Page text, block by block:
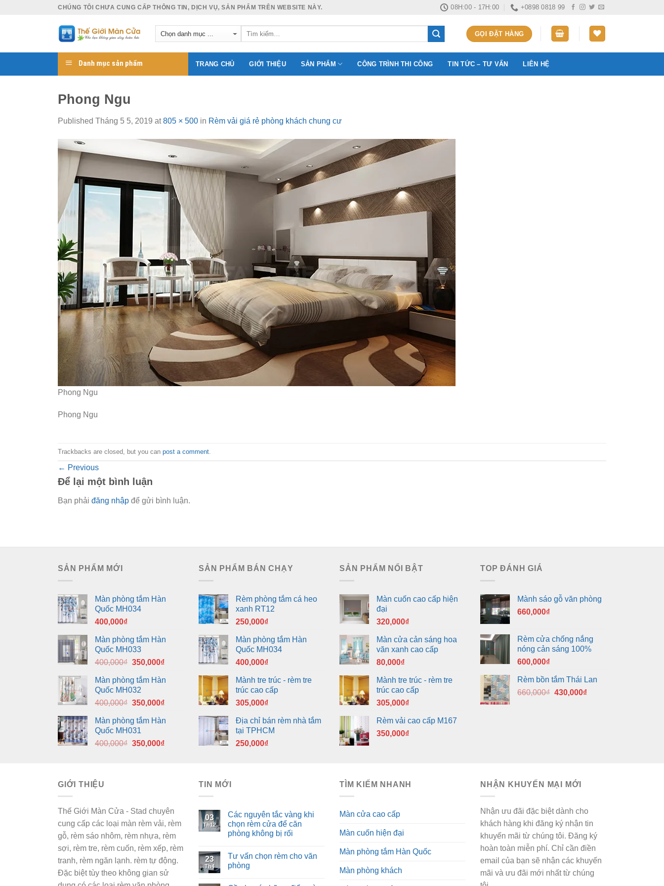
CHÚNG TÔI CHƯA CUNG CẤP THÔNG TIN, DỊCH VỤ, SẢN PHẨM TRÊN WEBSITE NÀY. 08H:00 - 17H:00 +0898 0818 99
GỌI ĐẶT HÀNG
Danh mục sản phẩm TRANG CHỦ GIỚI THIỆU SẢN PHẨM CÔNG TRÌNH THI CÔNG TIN TỨC – TƯ VẤN LIÊN HỆ
Phong Ngu
Published Tháng 5 5, 2019 at805 × 500 in Rèm vải giá rẻ phòng khách chung cư
Phong Ngu
Phong Ngu
Trackbacks are closed, but you can post a comment
← Previous
Để lại một bình luận
Bạn phải đăng nhập để gửi bình luận.
SẢN PHẨM MỚI
Màn phòng tắm Hàn
Quốc MH034
400,000₫
Màn phòng tắm Hàn
Quốc MH033
400,000₫ Giá
là:
400,000₫.
350,000₫Giá
tại
350,000₫.
Màn phòng tắm Hàn
Quốc MH032
400,000₫ Giá
là:
400,000₫.
350,000₫Giá
tại
350,000₫.
Màn phòng tắm Hàn
Quốc MH031
400,000₫ Giá
350,000₫Giá
SẢN PHẨM BÁN CHẠY
Rèm phòng tắm cá heo
xanh RT12
250,000₫
Màn phòng tắm Hàn
Quốc MH034
400,000₫
Mành tre trúc - rèm tre
trúc cao cấp
305,000₫
Địa chỉ bán rèm nhà tắm
tại TPHCM
250,000₫
SẢN PHẨM NỔI BẬT
Màn cuốn cao cấp hiện
đại
320,000₫
Màn cửa cản sáng hoa
văn xanh cao cấp
80,000₫
Mành tre trúc - rèm tre
trúc cao cấp
305,000₫
Rèm vải cao cấp M167
350,000₫
TOP ĐÁNH GIÁ
Mành sáo gỗ văn phòng
660,000₫
Rèm cửa chống nắng
nóng cản sáng 100%
600,000₫
Rèm bồn tắm Thái Lan
660,000₫ Giá
430,000₫Giá
GIỚI THIỆU
Thế Giới Màn Cửa - Stad chuyên
cung cấp các loại màn rèm vải, rèm
gỗ, rèm sáo nhôm, rèm nhựa, rèm
sợi, rèm tre, rèm cuốn, rèm xếp, rèm
tranh, rèm ngăn lạnh. rèm tự động.
Đặc biệt tùy theo không gian sử
TIN MỚI
03
Th12
Các nguyên tắc vàng khi
chọn rèm cửa để căn
phòng không bị rối
23
Th4
Tư vấn chọn rèm cho văn
phòng
TÌM KIẾM NHANH
Màn cửa cao cấp
Màn cuốn hiện đại
Màn phòng tắm Hàn Quốc
Màn phòng khách
NHẬN KHUYẾN MẠI MỚI
Nhận ưu đãi đặc biệt dành cho
khách hàng khi đăng ký nhận tin
khuyến mãi từ chúng tôi. Đăng ký
hoàn toàn miễn phí. Chỉ cần điền
email của bạn sẽ nhận các khuyến
mãi và ưu đãi mới nhất từ chúng